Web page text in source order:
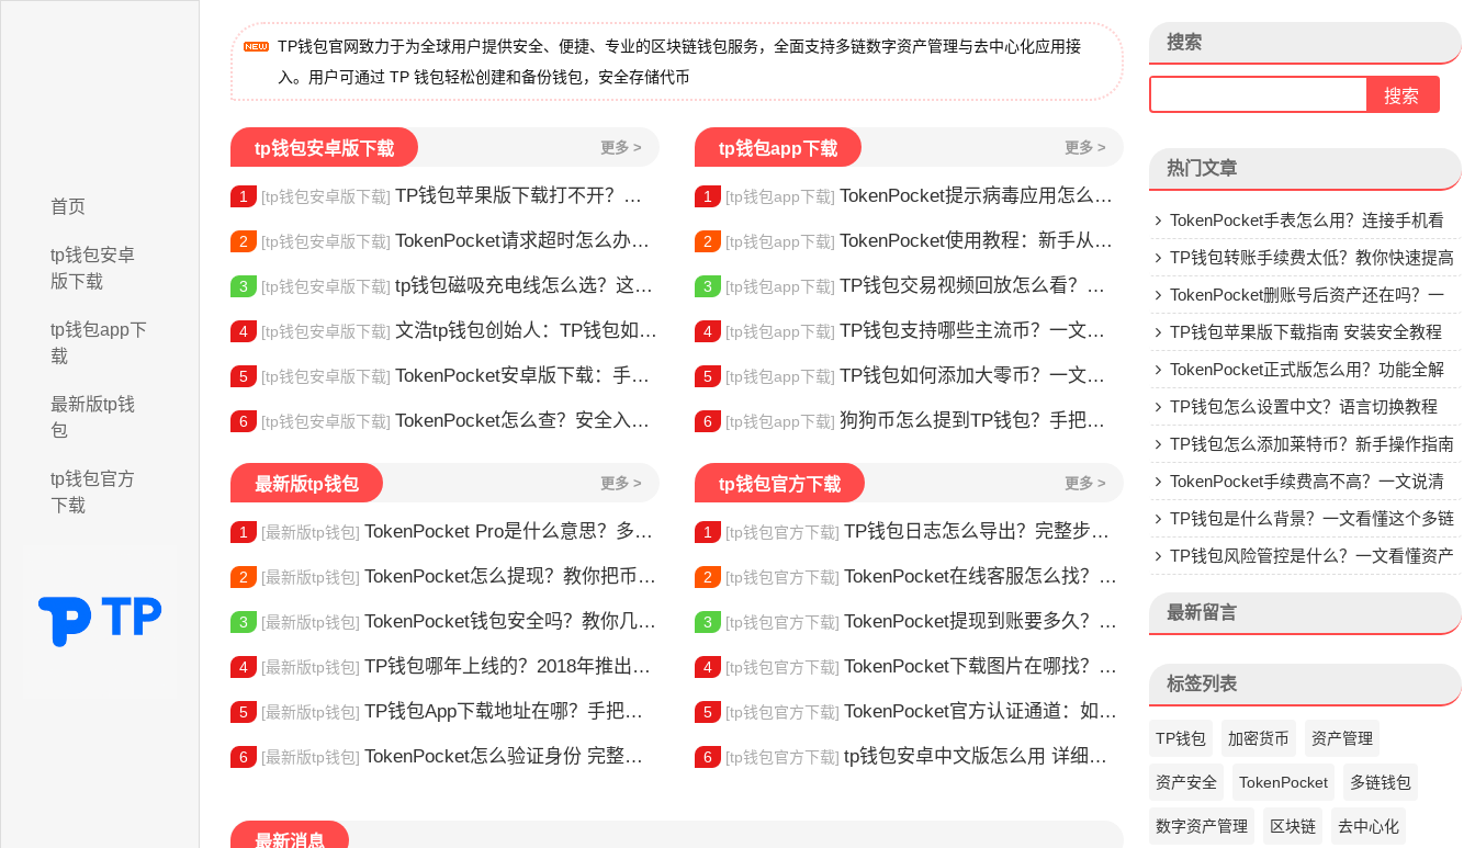
首页
tp钱包安卓
版下载
tp钱包app下
载
最新版tp钱
包
tp钱包官方
下载
TP钱包官网致力于为全球用户提供安全、便捷、专业的区块链钱包服务，全面支持多链数字资产管理与去中心化应用接
入。用户可通过 TP 钱包轻松创建和备份钱包，安全存储代币
tp钱包安卓版下载 更多 >
1 [tp钱包安卓版下载] TP钱包苹果版下载打不开？三步解决下载问题
2 [tp钱包安卓版下载] TokenPocket请求超时怎么办？这几招帮你快速解决
3 [tp钱包安卓版下载] tp钱包磁吸充电线怎么选？这款真的好用
4 [tp钱包安卓版下载] 文浩tp钱包创始人：TP钱包如何改变数字资产管理
5 [tp钱包安卓版下载] TokenPocket安卓版下载：手机多链钱包安装使用指南
6 [tp钱包安卓版下载] TokenPocket怎么查？安全入口查询指南
tp钱包app下载 更多 >
1 [tp钱包app下载] TokenPocket提示病毒应用怎么办？原因全解析
2 [tp钱包app下载] TokenPocket使用教程：新手从零学会钱包操作
3 [tp钱包app下载] TP钱包交易视频回放怎么看？一文教你轻松找回
4 [tp钱包app下载] TP钱包支持哪些主流币？一文看懂
5 [tp钱包app下载] TP钱包如何添加大零币？一文教你轻松操作
6 [tp钱包app下载] 狗狗币怎么提到TP钱包？手把手教你安全转入
最新版tp钱包 更多 >
1 [最新版tp钱包] TokenPocket Pro是什么意思？多链钱包新手指南
2 [最新版tp钱包] TokenPocket怎么提现？教你把币安全换成现金
3 [最新版tp钱包] TokenPocket钱包安全吗？教你几招自查
4 [最新版tp钱包] TP钱包哪年上线的？2018年推出的多链钱包全解析
5 [最新版tp钱包] TP钱包App下载地址在哪？手把手教你安全下载
6 [最新版tp钱包] TokenPocket怎么验证身份 完整教程分享 手把手教你完成KYC认证流程
tp钱包官方下载 更多 >
1 [tp钱包官方下载] TP钱包日志怎么导出？完整步骤教你轻松获取
2 [tp钱包官方下载] TokenPocket在线客服怎么找？人工客服快速接入攻略
3 [tp钱包官方下载] TokenPocket提现到账要多久？别把钱包当银行，看完这篇就懂了
4 [tp钱包官方下载] TokenPocket下载图片在哪找？官方渠道最靠谱
5 [tp钱包官方下载] TokenPocket官方认证通道：如何找到真正的官方渠道
6 [tp钱包官方下载] tp钱包安卓中文版怎么用 详细安装教程
最新消息
搜索
热门文章
TokenPocket手表怎么用？连接手机看
行情教程
TP钱包转账手续费太低？教你快速提高
Gas费
TokenPocket删账号后资产还在吗？一
文讲清楚
TP钱包苹果版下载指南 安装安全教程
TokenPocket正式版怎么用？功能全解
析与安全使用指南
TP钱包怎么设置中文？语言切换教程
TP钱包怎么添加莱特币？新手操作指南
TokenPocket手续费高不高？一文说清
楚TP钱包是什么背景？一文看懂这个多链
钱包的来头
TP钱包风险管控是什么？一文看懂资产
最新留言
标签列表
TP钱包 加密货币 资产管理
资产安全 TokenPocket 多链钱包
数字资产管理 区块链 去中心化